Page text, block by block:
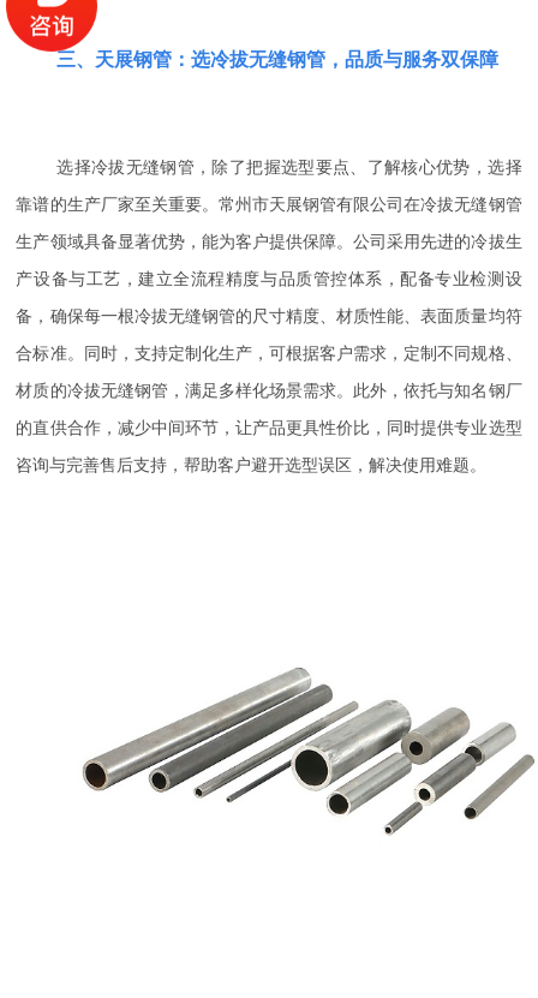
三、天展钢管：选冷拔无缝钢管，品质与服务双保障
选择冷拔无缝钢管，除了把握选型要点、了解核心优势，选择
靠谱的生产厂家至关重要。常州市天展钢管有限公司在冷拔无缝钢管
生产领域具备显著优势，能为客户提供保障。公司采用先进的冷拔生
产设备与工艺，建立全流程精度与品质管控体系，配备专业检测设
备，确保每一根冷拔无缝钢管的尺寸精度、材质性能、表面质量均符
合标准。同时，支持定制化生产，可根据客户需求，定制不同规格、
材质的冷拔无缝钢管，满足多样化场景需求。此外，依托与知名钢厂
的直供合作，减少中间环节，让产品更具性价比，同时提供专业选型
咨询与完善售后支持，帮助客户避开选型误区，解决使用难题。